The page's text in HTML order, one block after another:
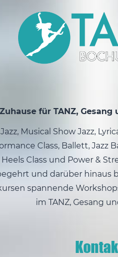
für TANZ,
Musical Show Jazz,
Class, Ballett, Jazz
Class und Power &
und darüber hinaus
spannende
im TANZ, Gesang